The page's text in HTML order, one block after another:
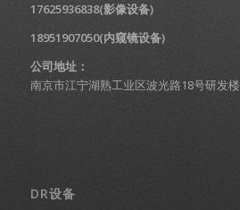
17625936838(影像设备)
18951907050(内窥镜设备)
公司地址：
南京市江宁湖熟工业区波光路18号研发楼
DR设备